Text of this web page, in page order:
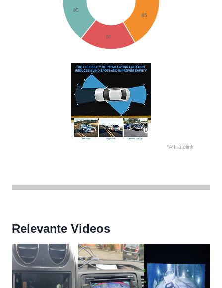
*Affiliatelink
Relevante Videos